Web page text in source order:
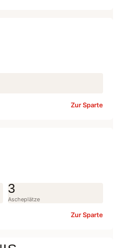
Zur Sparte
3
Ascheplätze
Zur Sparte